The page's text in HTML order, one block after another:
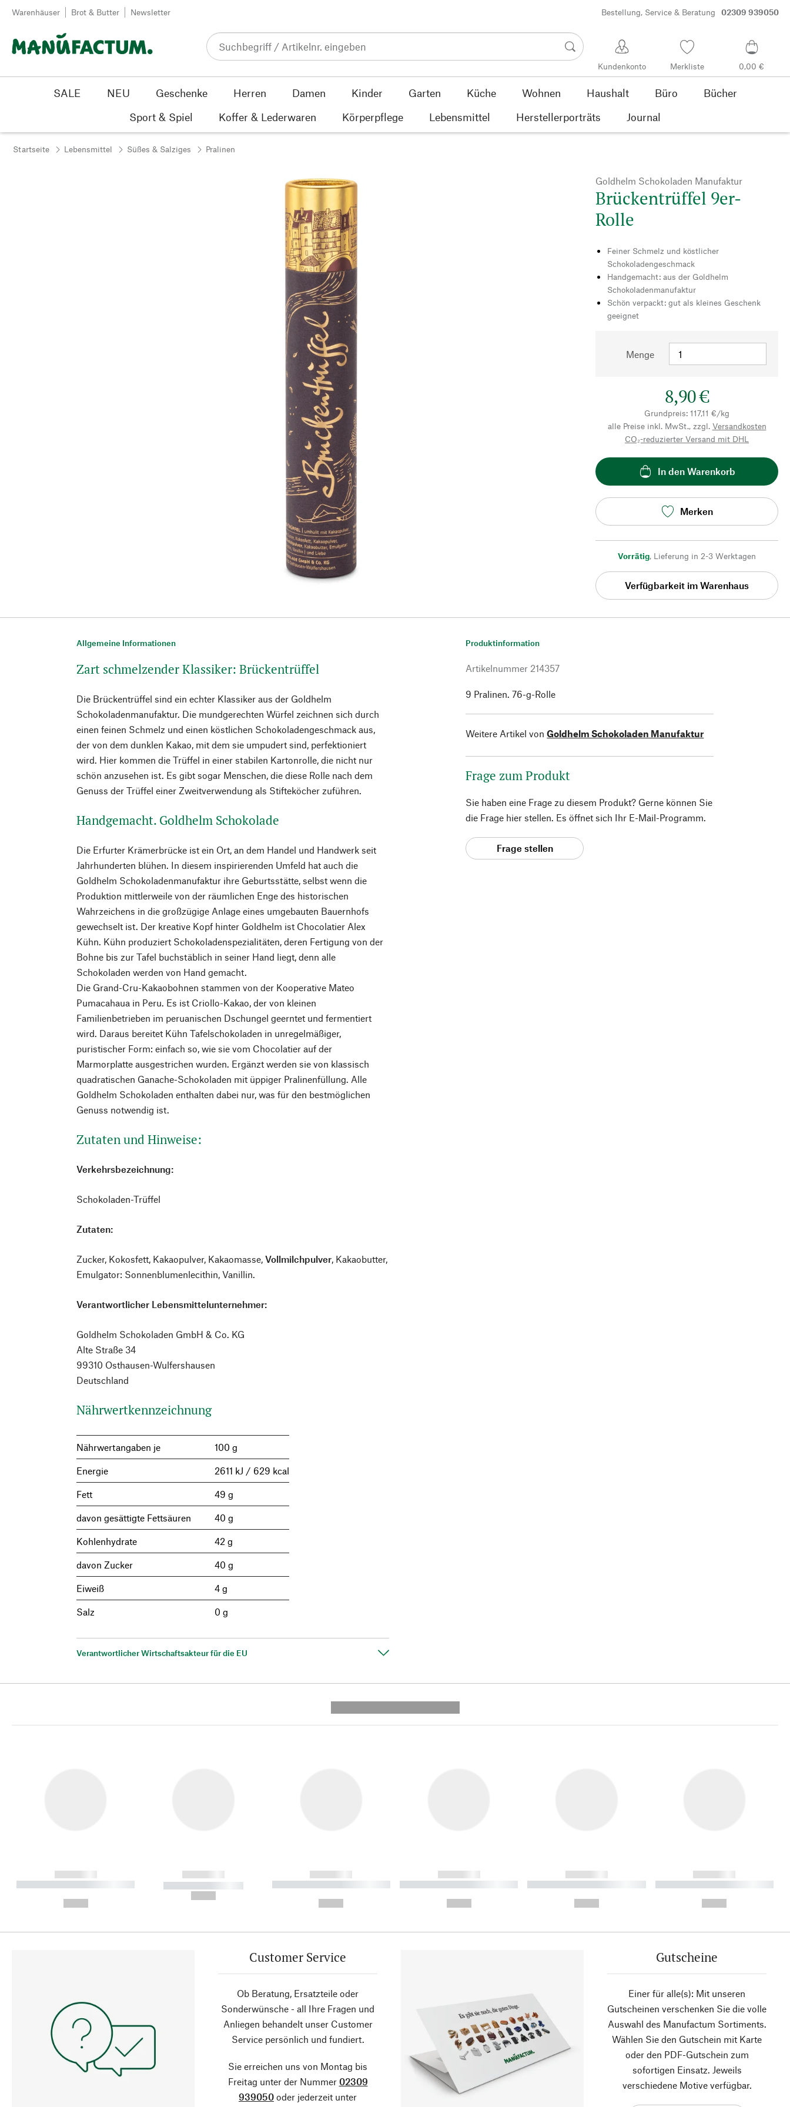
Zum Inhalt springen
Warenhäuser Brot & Butter Newsletter Bestellung, Service & Beratung 02309 939050
Kundenkonto Merkliste 0,00 €
SALE NEU Geschenke Herren Damen Kinder Garten Küche Wohnen Haushalt Büro
Bücher
Sport & Spiel
Koffer & Lederwaren Körperpflege Lebensmittel Herstellerporträts Journal
Startseite Lebensmittel Süßes & Salziges Pralinen
Goldhelm Schokoladen Manufaktur
Brückentrüffel 9er-
Rolle
Feiner Schmelz und köstlicher
Schokoladengeschmack
Handgemacht: aus der Goldhelm
Schokoladenmanufaktur
Schön verpackt: gut als kleines Geschenk
geeignet
Menge
8,90 €
Grundpreis: 117,11 €/kg
alle Preise inkl. MwSt., zzgl. Versandkosten
CO₂-reduzierter Versand mit DHL
In den Warenkorb
Merken
Vorrätig, Lieferung in 2-3 Werktagen
Verfügbarkeit im Warenhaus
Allgemeine Informationen
Zart schmelzender Klassiker: Brückentrüffel
Die Brückentrüffel sind ein echter Klassiker aus der Goldhelm
Schokoladenmanufaktur. Die mundgerechten Würfel zeichnen sich durch
einen feinen Schmelz und einen köstlichen Schokoladengeschmack aus,
der von dem dunklen Kakao, mit dem sie umpudert sind, perfektioniert
wird. Hier kommen die Trüffel in einer stabilen Kartonrolle, die nicht nur
schön anzusehen ist. Es gibt sogar Menschen, die diese Rolle nach dem
Genuss der Trüffel einer Zweitverwendung als Stifteköcher zuführen.
Handgemacht. Goldhelm Schokolade
Die Erfurter Krämerbrücke ist ein Ort, an dem Handel und Handwerk seit
Jahrhunderten blühen. In diesem inspirierenden Umfeld hat auch die
Goldhelm Schokoladenmanufaktur ihre Geburtsstätte, selbst wenn die
Produktion mittlerweile von der räumlichen Enge des historischen
Wahrzeichens in die großzügige Anlage eines umgebauten Bauernhofs
gewechselt ist. Der kreative Kopf hinter Goldhelm ist Chocolatier Alex
Kühn. Kühn produziert Schokoladenspezialitäten, deren Fertigung von der
Bohne bis zur Tafel buchstäblich in seiner Hand liegt, denn alle
Schokoladen werden von Hand gemacht.
Die Grand-Cru-Kakaobohnen stammen von der Kooperative Mateo
Pumacahaua in Peru. Es ist Criollo-Kakao, der von kleinen
Familienbetrieben im peruanischen Dschungel geerntet und fermentiert
wird. Daraus bereitet Kühn Tafelschokoladen in unregelmäßiger,
puristischer Form: einfach so, wie sie vom Chocolatier auf der
Marmorplatte ausgestrichen wurden. Ergänzt werden sie von klassisch
quadratischen Ganache-Schokoladen mit üppiger Pralinenfüllung. Alle
Goldhelm Schokoladen enthalten dabei nur, was für den bestmöglichen
Genuss notwendig ist.
Zutaten und Hinweise:
Verkehrsbezeichnung:
Schokoladen-Trüffel
Zutaten:
Zucker, Kokosfett, Kakaopulver, Kakaomasse,Vollmilchpulver, Kakaobutter,
Emulgator: Sonnenblumenlecithin, Vanillin.
Verantwortlicher Lebensmittelunternehmer:
Goldhelm Schokoladen GmbH & Co. KG
Alte Straße 34
99310 Osthausen-Wulfershausen
Deutschland
Nährwertkennzeichnung
Nährwertangaben je 100 g
Energie 2611 kJ / 629 kcal
Fett 49 g
davon gesättigte Fettsäuren 40 g
Kohlenhydrate 42 g
davon Zucker 40 g
Eiweiß 4 g
Salz 0 g
Verantwortlicher Wirtschaftsakteur für die EU
Produktinformation
Artikelnummer 214357
9 Pralinen. 76-g-Rolle
Weitere Artikel von Goldhelm Schokoladen Manufaktur
Frage zum Produkt
Sie haben eine Frage zu diesem Produkt? Gerne können Sie
die Frage hier stellen. Es öffnet sich Ihr E-Mail-Programm.
Frage stellen
------------
----------- ----------- ----------
------------
----------- -----------
------------
----------- ----------- ----------
------------
----------- ----------- ----------
------------
----------- ----------- ----------
------------
----------- ----------- ----------
Customer Service
Ob Beratung, Ersatzteile oder
Sonderwünsche - all Ihre Fragen und
Anliegen behandelt unser Customer
Service persönlich und fundiert.
Sie erreichen uns von Montag bis
Freitag unter der Nummer 02309
939050 oder jederzeit unter
Gutscheine
Einer für alle(s): Mit unseren
Gutscheinen verschenken Sie die volle
Auswahl des Manufactum Sortiments.
Wählen Sie den Gutschein mit Karte
oder den PDF-Gutschein zum
sofortigen Einsatz. Jeweils
verschiedene Motive verfügbar.